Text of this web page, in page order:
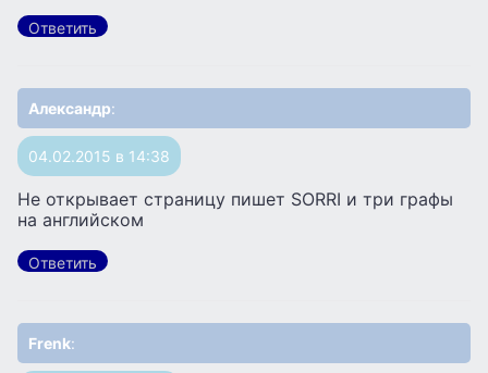
Ответить
Александр:
04.02.2015 в 14:38
Не открывает страницу пишет SORRI и три графы
на английском
Ответить
Frenk: